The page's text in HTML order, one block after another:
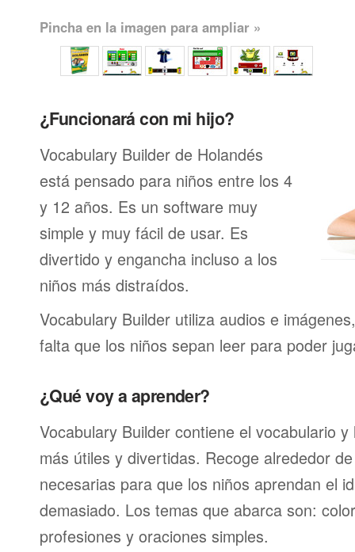
Pincha en la imagen para ampliar »
¿Funcionará con mi hijo?
Vocabulary Builder de Holandés
está pensado para niños entre los 4
y 12 años. Es un software muy
simple y muy fácil de usar. Es
divertido y engancha incluso a los
niños más distraídos.
Vocabulary Builder utiliza audios e
falta que los niños sepan leer para poder
¿Qué voy a aprender?
Vocabulary Builder contiene el vocabulario
más útiles y divertidas. Recoge alrededor
necesarias para que los niños aprendan el
demasiado. Los temas que abarca son:
profesiones y oraciones simples.